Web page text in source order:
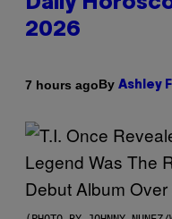
2026
7 hours agoBy Ashley